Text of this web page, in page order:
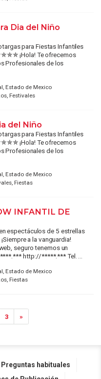
Dia del Niño
para Fiestas Infantiles
¡Hola! Te ofrecemos
Profesionales de los
Estado de Mexico
Festivales
del Niño
para Fiestas Infantiles
¡Hola! Te ofrecemos
Profesionales de los
Estado de Mexico
Fiestas
INFANTIL DE
espectáculos de 5 estrellas
a la vanguardia!
seguro tenemos un
http://*****.*** Tel. ...
Estado de Mexico
Fiestas
3 »
Preguntas habituales